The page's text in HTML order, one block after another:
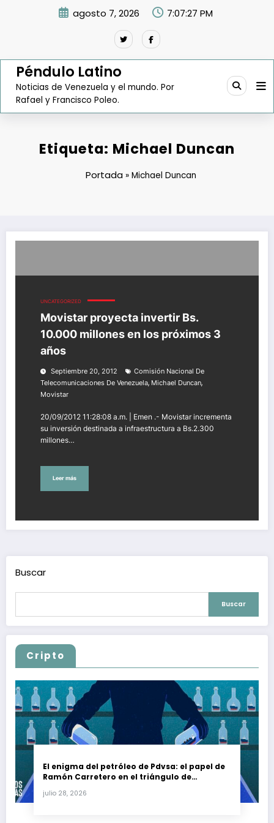
agosto 7, 2026 7:07:28 PM
Péndulo Latino
Noticias de Venezuela y el mundo. Por
Rafael y Francisco Poleo.
Etiqueta: Michael Duncan
Portada »Michael Duncan
UNCATEGORIZED
Movistar proyecta invertir Bs.
10.000 millones en los próximos 3
años
Septiembre 20, 2012
Comisión Nacional De
Telecomunicaciones De Venezuela, Michael Duncan,
Movistar
20/09/2012 11:28:08 a.m. | Emen .- Movistar incrementa
su inversión destinada a infraestructura a Bs.2.300
millones…
Leer más
Buscar
Buscar
Cripto
El enigma del petróleo de Pdvsa: el papel de
Ramón Carretero en el triángulo de
julio 28, 2026